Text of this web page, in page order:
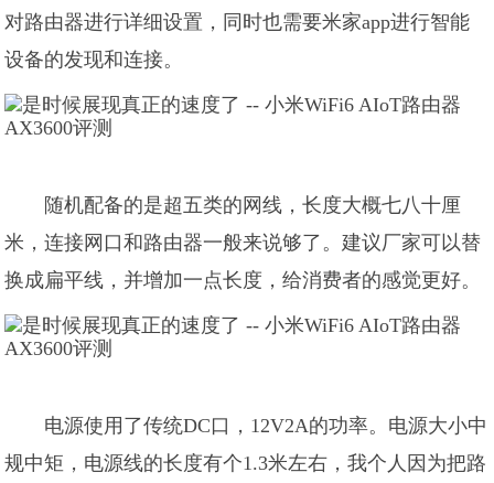
对路由器进行详细设置，同时也需要米家app进行智能
设备的发现和连接。
随机配备的是超五类的网线，长度大概七八十厘
米，连接网口和路由器一般来说够了。建议厂家可以替
换成扁平线，并增加一点长度，给消费者的感觉更好。
电源使用了传统DC口，12V2A的功率。电源大小中
规中矩，电源线的长度有个1.3米左右，我个人因为把路